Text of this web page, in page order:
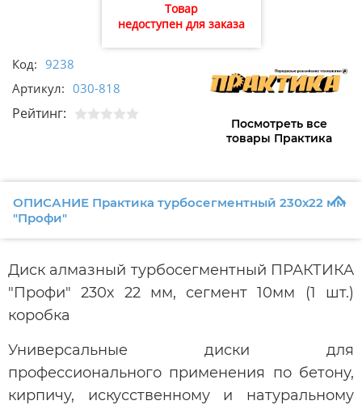
Товар
недоступен для заказа
Код: 9238
Артикул: 030-818
Рейтинг:
Посмотреть все
товары Практика
ОПИСАНИЕ Практика турбосегментный 230х22 мм
"Профи"
Диск алмазный турбосегментный ПРАКТИКА
"Профи" 230х 22 мм, сегмент 10мм (1 шт.)
коробка
Универсальные диски для
профессионального применения по бетону,
кирпичу, искусственному и натуральному